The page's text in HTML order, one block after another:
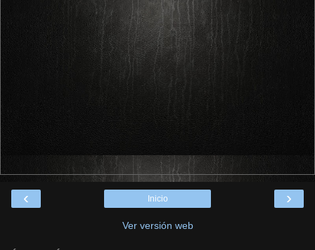
‹ ›
Inicio
Ver versión web